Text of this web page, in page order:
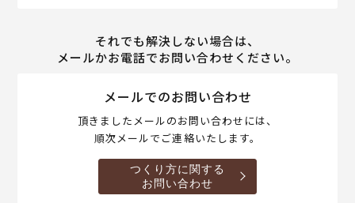
それでも解決しない場合は、
メールかお電話でお問い合わせください。
メールでのお問い合わせ
頂きましたメールのお問い合わせには、
順次メールでご連絡いたします。
つくり方に関する
お問い合わせ